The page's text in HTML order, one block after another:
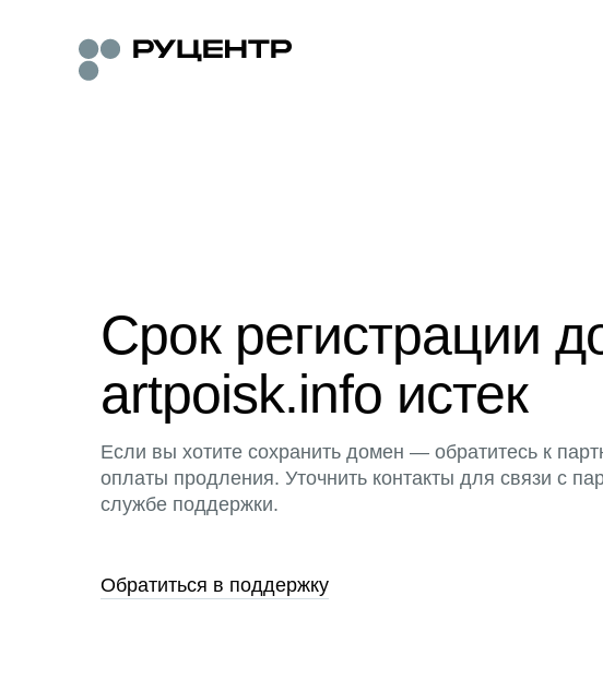
Срок регистрации
artpoisk.info истек
Если вы хотите сохранить домен — обратитесь к
оплаты продления. Уточнить контакты для связи с
службе поддержки.
Обратиться в поддержку